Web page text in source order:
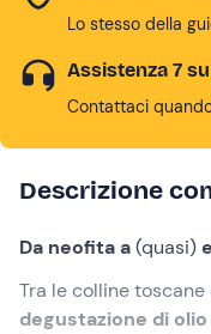
Lo stesso della
Assistenza 7
Contattaci
Descrizione
Da neofita a(quasi)
Tra le colline toscane
degustazione di